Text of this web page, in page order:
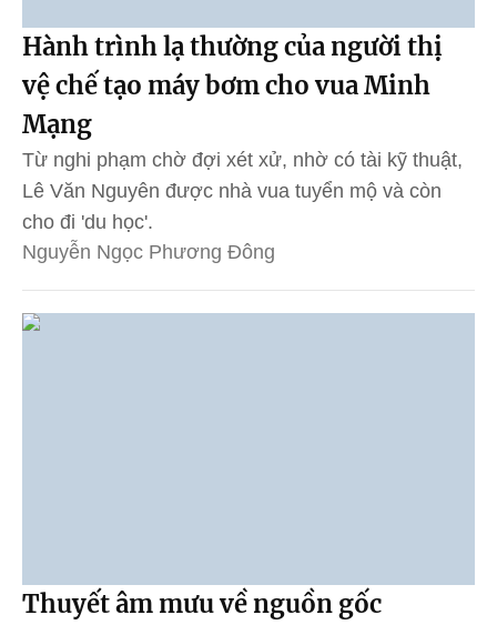
Hành trình lạ thường của người thị
vệ chế tạo máy bơm cho vua Minh
Mạng
Từ nghi phạm chờ đợi xét xử, nhờ có tài kỹ thuật,
Lê Văn Nguyên được nhà vua tuyển mộ và còn
cho đi 'du học'.
Nguyễn Ngọc Phương Đông
Thuyết âm mưu về nguồn gốc